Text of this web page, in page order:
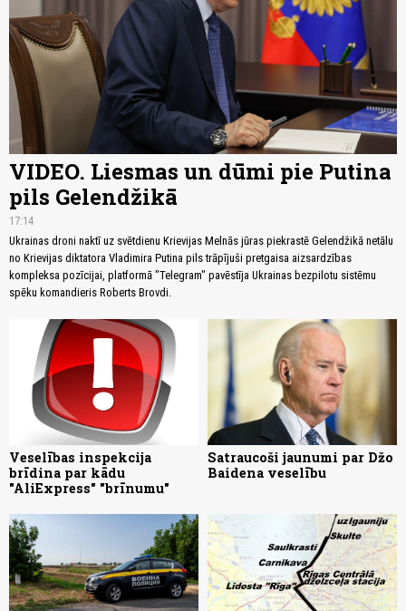
VIDEO. Liesmas un dūmi pie Putina
pils Gelendžikā
17:14
Ukrainas droni naktī uz svētdienu Krievijas Melnās jūras piekrastē Gelendžikā netālu
no Krievijas diktatora Vladimira Putina pils trāpījuši pretgaisa aizsardzības
kompleksa pozīcijai, platformā "Telegram" pavēstīja Ukrainas bezpilotu sistēmu
spēku komandieris Roberts Brovdi.
Veselības inspekcija
brīdina par kādu
"AliExpress" "brīnumu"
Satraucoši jaunumi par Džo
Baidena veselību